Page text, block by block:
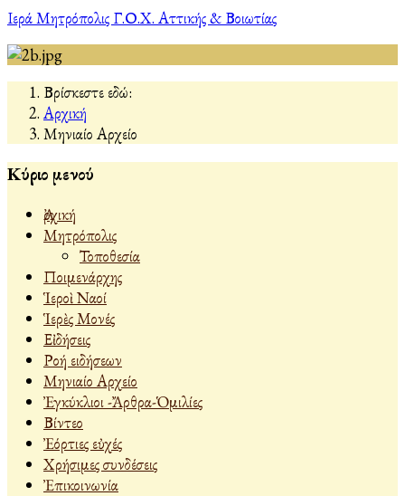
Ιερά Μητρόπολις Γ.Ο.Χ. Αττικής & Βοιωτίας
Βρίσκεστε εδώ:
Αρχική
Μηνιαίο Αρχείο
Κύριο μενού
Ἀρχική
Μητρόπολις
Τοποθεσία
Ποιμενάρχης
Ἱεροὶ Ναοί
Ἱερὲς Μονές
Εἰδήσεις
Ροή ειδήσεων
Μηνιαίο Αρχείο
Ἐγκύκλιοι -Ἄρθρα-Ὁμιλίες
Βίντεο
Ἐόρτιες εὐχές
Χρήσιμες συνδέσεις
Ἐπικοινωνία